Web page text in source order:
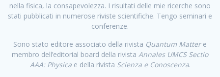
nella fisica, la consapevolezza. I risultati delle mie ricerche sono
stati pubblicati in numerose riviste scientifiche. Tengo seminari e
conferenze.
Sono stato editore associato della rivista Quantum Mattere
membro dell’editorial board della rivista Annales UMCS Sectio
AAA: Physicae della rivista Scienza e Conoscenza.